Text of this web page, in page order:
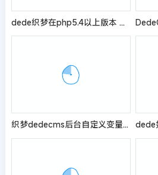
dede织梦在php5.4以上版本 文章添加无法保存标题
织梦dedecms后台自定义变量添加图片变量